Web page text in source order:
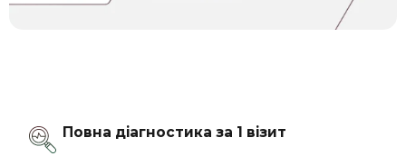
Повна діагностика за 1 візит